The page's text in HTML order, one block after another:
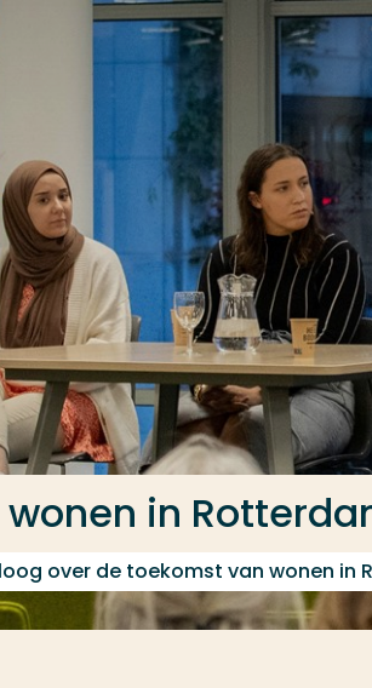
wonen in
over de toekomst van wonen in